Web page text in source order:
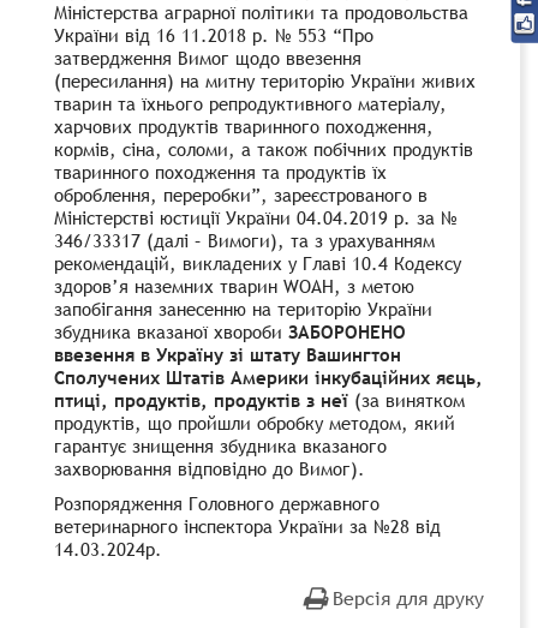
Міністерства аграрної політики та продовольства
України від 16 11.2018 р. № 553 “Про
затвердження Вимог щодо ввезення
(пересилання) на митну територію України живих
тварин та їхнього репродуктивного матеріалу,
харчових продуктів тваринного походження,
кормів, сіна, соломи, а також побічних продуктів
тваринного походження та продуктів їх
оброблення, переробки”, зареєстрованого в
Міністерстві юстиції України 04.04.2019 р. за №
346/33317 (далі – Вимоги), та з урахуванням
рекомендацій, викладених у Главі 10.4 Кодексу
здоров’я наземних тварин WOАН, з метою
запобігання занесенню на територію України
збудника вказаної хвороби ЗАБОРОНЕНО
ввезення в Україну зі штату Вашингтон
Сполучених Штатів Америки інкубаційних яєць,
птиці, продуктів, продуктів з неї (за винятком
продуктів, що пройшли обробку методом, який
гарантує знищення збудника вказаного
захворювання відповідно до Вимог).
Розпорядження Головного державного
ветеринарного інспектора України за №28 від
14.03.2024р.
Версія для друку